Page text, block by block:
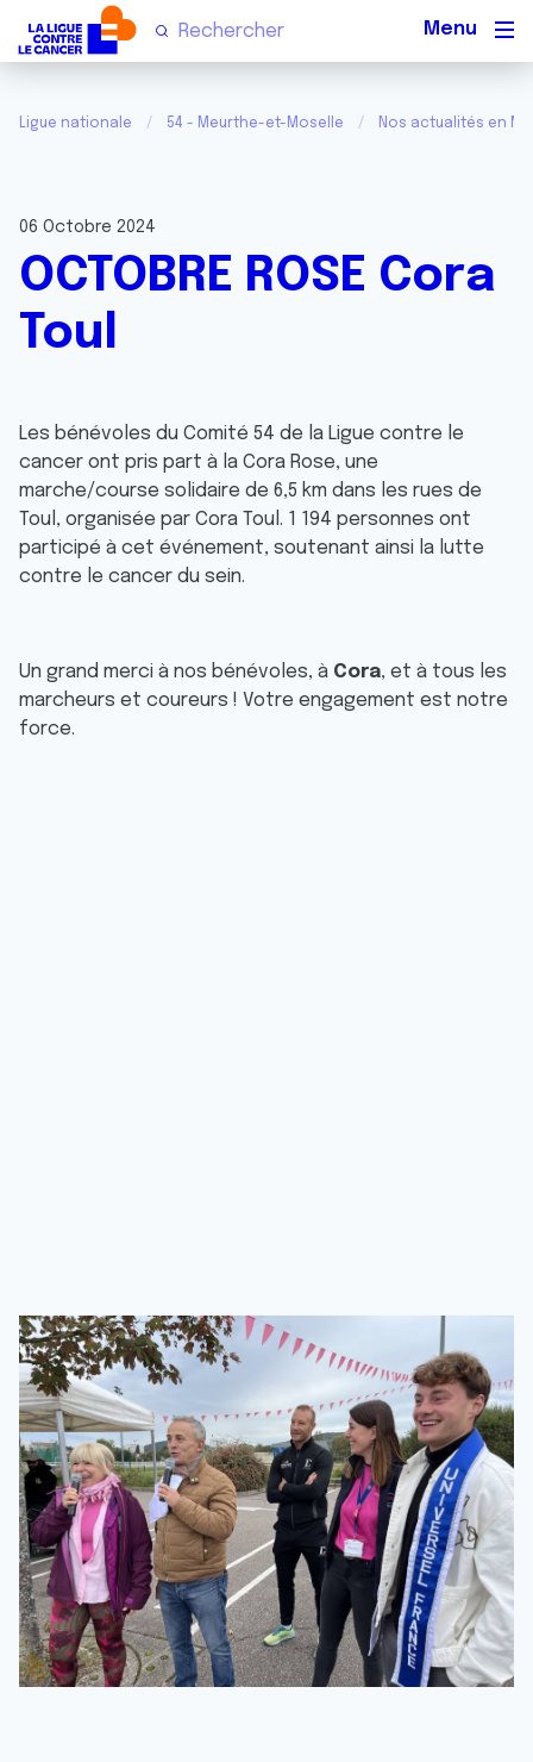
Ligue nationale 54 - Meurthe-et-Moselle Nos actualités en
06 Octobre 2024
OCTOBRE ROSE Cora
Toul
Les bénévoles du Comité 54 de la Ligue contre le
cancer ont pris part à la Cora Rose, une
marche/course solidaire de 6,5 km dans les rues de
Toul, organisée par Cora Toul. 1 194 personnes ont
participé à cet événement, soutenant ainsi la lutte
contre le cancer du sein.
Un grand merci à nos bénévoles, à Cora, et à tous les
marcheurs et coureurs ! Votre engagement est notre
force.